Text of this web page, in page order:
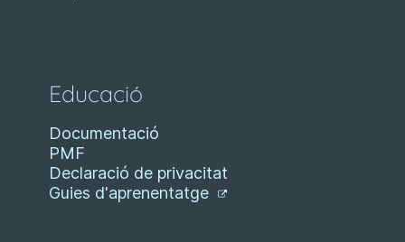
Educació
Documentació
PMF
Declaració de privacitat
Guies d'aprenentatge